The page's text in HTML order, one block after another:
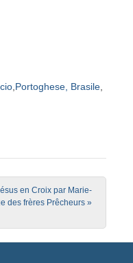
Portoghese, Brasile
en Croix par Marie-
des frères Prêcheurs »